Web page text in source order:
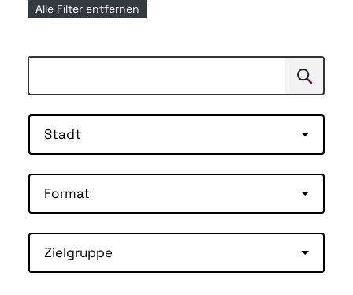
Alle Filter entfernen
Suchen
Stadt
Format
Zielgruppe